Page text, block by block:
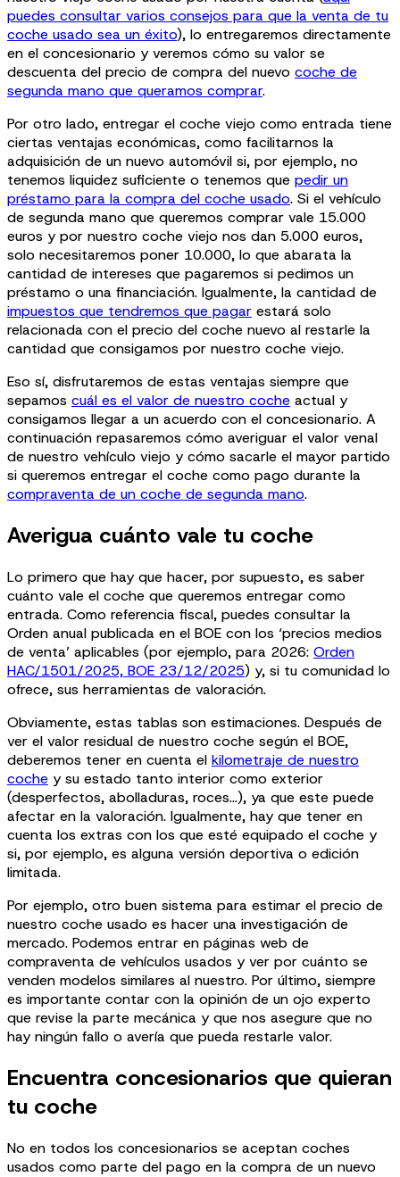
puedes consultar varios consejos para que la venta de tu
coche usado sea un éxito), lo entregaremos directamente
en el concesionario y veremos cómo su valor se
descuenta del precio de compra del nuevo coche de
segunda mano que queramos comprar.
Por otro lado, entregar el coche viejo como entrada tiene
ciertas ventajas económicas, como facilitarnos la
adquisición de un nuevo automóvil si, por ejemplo, no
tenemos liquidez suficiente o tenemos que pedir un
préstamo para la compra del coche usado. Si el vehículo
de segunda mano que queremos comprar vale 15.000
euros y por nuestro coche viejo nos dan 5.000 euros,
solo necesitaremos poner 10.000, lo que abarata la
cantidad de intereses que pagaremos si pedimos un
préstamo o una financiación. Igualmente, la cantidad de
impuestos que tendremos que pagar estará solo
relacionada con el precio del coche nuevo al restarle la
cantidad que consigamos por nuestro coche viejo.
Eso sí, disfrutaremos de estas ventajas siempre que
sepamos cuál es el valor de nuestro coche actual y
consigamos llegar a un acuerdo con el concesionario. A
continuación repasaremos cómo averiguar el valor venal
de nuestro vehículo viejo y cómo sacarle el mayor partido
si queremos entregar el coche como pago durante la
compraventa de un coche de segunda mano.
Averigua cuánto vale tu coche
Lo primero que hay que hacer, por supuesto, es saber
cuánto vale el coche que queremos entregar como
entrada. Como referencia fiscal, puedes consultar la
Orden anual publicada en el BOE con los ‘precios medios
de venta’ aplicables (por ejemplo, para 2026: Orden
HAC/1501/2025, BOE 23/12/2025) y, si tu comunidad lo
ofrece, sus herramientas de valoración.
Obviamente, estas tablas son estimaciones. Después de
ver el valor residual de nuestro coche según el BOE,
deberemos tener en cuenta el kilometraje de nuestro
coche y su estado tanto interior como exterior
(desperfectos, abolladuras, roces…), ya que este puede
afectar en la valoración. Igualmente, hay que tener en
cuenta los extras con los que esté equipado el coche y
si, por ejemplo, es alguna versión deportiva o edición
limitada.
Por ejemplo, otro buen sistema para estimar el precio de
nuestro coche usado es hacer una investigación de
mercado. Podemos entrar en páginas web de
compraventa de vehículos usados y ver por cuánto se
venden modelos similares al nuestro. Por último, siempre
es importante contar con la opinión de un ojo experto
que revise la parte mecánica y que nos asegure que no
hay ningún fallo o avería que pueda restarle valor.
Encuentra concesionarios que quieran
tu coche
No en todos los concesionarios se aceptan coches
usados como parte del pago en la compra de un nuevo